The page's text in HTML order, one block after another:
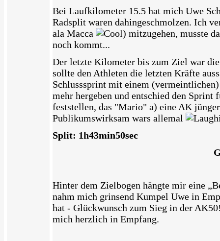
Bei Laufkilometer 15.5 hat mich Uwe
Radsplit waren dahingeschmolzen. Ich
ala Macca
) mitzugehen, musste
noch kommt...
Der letzte Kilometer bis zum Ziel war die
sollte den Athleten die letzten Kräfte
Schlusssprint mit einem
mehr hergeben und entschied den
feststellen, das "Mario" a) eine AK
Publikumswirksam wars allemal
Split: 1h43min50sec
Hinter dem Zielbogen hängte mir eine
nahm mich grinsend Kumpel Uwe in
hat - Glückwunsch zum Sieg in der
mich herzlich in Empfang.